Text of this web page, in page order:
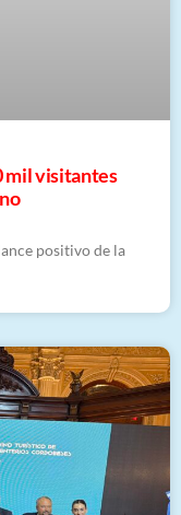
mil visitantes
positivo de la